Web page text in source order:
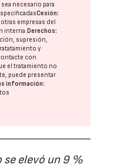
necesario para
Cesión:
empresas del
interna. Derechos:
supresión,
y
con
el tratamiento no
puede presentar
información:
elevó un 9 %